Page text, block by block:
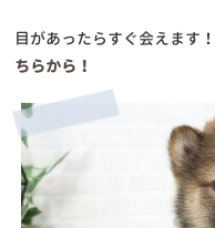
目があったらすぐ会えます
ちらから！